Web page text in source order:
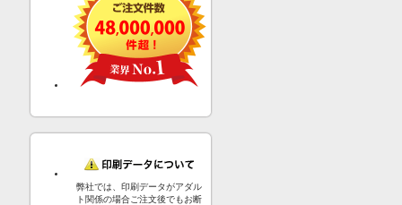
弊社では、印刷データがアダル
ト関係の場合ご注文後でもお断